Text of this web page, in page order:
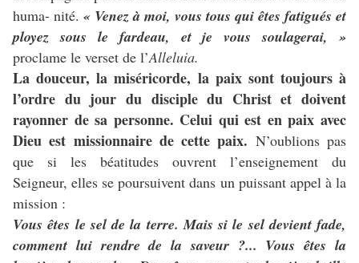
huma- nité. « Venez à moi, vous tous qui êtes fatigués et
ployez sous le fardeau, et je vous soulagerai, »
proclame le verset de l’Alleluia.
La douceur, la miséricorde, la paix sont toujours à
l’ordre du jour du disciple du Christ et doivent
rayonner de sa personne. Celui qui est en paix avec
Dieu est missionnaire de cette paix. N’oublions pas
que si les béatitudes ouvrent l’enseignement du
Seigneur, elles se poursuivent dans un puissant appel à la
mission :
Vous êtes le sel de la terre. Mais si le sel devient fade,
comment lui rendre de la saveur ?... Vous êtes la